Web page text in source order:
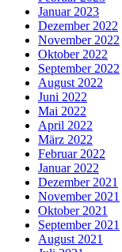
Januar 2023
Dezember 2022
November 2022
Oktober 2022
September 2022
August 2022
Juni 2022
Mai 2022
April 2022
März 2022
Februar 2022
Januar 2022
Dezember 2021
November 2021
Oktober 2021
September 2021
August 2021